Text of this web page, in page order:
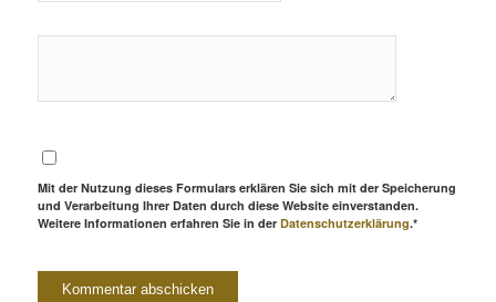
Mit der Nutzung dieses Formulars erklären Sie sich mit der Speicherung
und Verarbeitung Ihrer Daten durch diese Website einverstanden.
Weitere Informationen erfahren Sie in der Datenschutzerklärung.*